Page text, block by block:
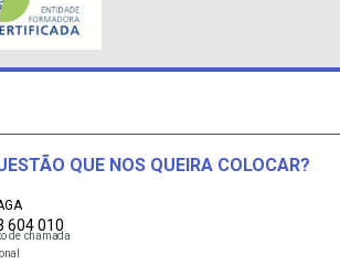
QUE NOS QUEIRA COLOCAR?
604 010
de chamada